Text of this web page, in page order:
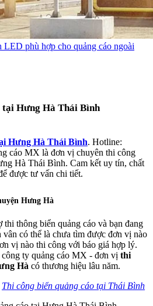
phù hợp cho quảng cáo ngoài
tại Hưng Hà Thái Bình
Hưng Hà Thái Bình. Hotline:
cáo MX là đơn vị chuyên thi công
Hà Thái Bình. Cam kết uy tín, chất
được tư vấn chi tiết.
Hưng Hà
thông biển quảng cáo và bạn đang
có thể là chưa tìm được đơn vị nào
vị nào thi công với báo giá hợp lý.
ty quảng cáo MX - đơn vị thi
Hà có thương hiệu lâu năm.
Thi công biển quảng cáo tại Thái Bình